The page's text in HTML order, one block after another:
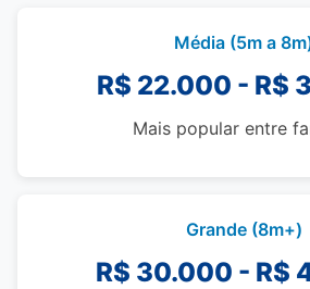
Média (5m a
R$ 22.000 - R$
Mais popular entre
Grande (8m+)
R$ 30.000 - R$